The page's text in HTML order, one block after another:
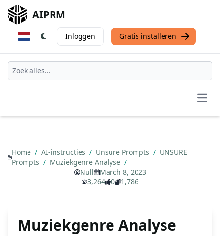
AIPRM
Inloggen Gratis installeren
Home / AI-instructies / Unsure Prompts / UNSURE
Prompts / Muziekgenre Analyse /
Null
March 8, 2023
3,264
0 1,786
Muziekgenre Analyse